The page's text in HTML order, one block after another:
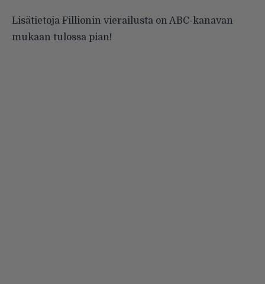
Lisätietoja Fillionin vierailusta on ABC-kanavan
mukaan tulossa pian!